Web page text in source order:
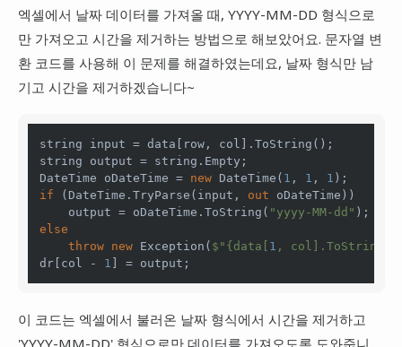
엑셀에서 날짜 데이터를 가져올 때, YYYY-MM-DD 형식으로
만 가져오고 시간을 제거하는 방법으로 해보았어요. 문자열 변
환 코드를 사용해 이 문제를 해결하였는데요, 날짜 형식만 남
기고 시간을 제거하겠습니다~
string
string output = string .Empty;
DateTime oDateTime = new DateTime( 1 , 1 , 1
if (DateTime.TryParse(input, out oDateTime))
    output = oDateTime.ToString(
"yyyy-MM-dd"
else
throw
new Exception( $" {data[ 1 ,
dr[col - 1 ] = output;
이 코드는 엑셀에서 불러온 날짜 형식에서 시간을 제거하고
'YYYY-MM-DD' 형식으로만 데이터를 가져오도록 도와줍니